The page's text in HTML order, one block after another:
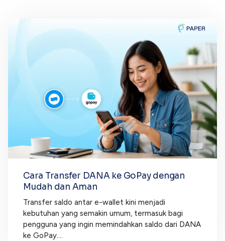
Cara Transfer DANA ke GoPay dengan
Mudah dan Aman
Transfer saldo antar e-wallet kini menjadi
kebutuhan yang semakin umum, termasuk bagi
pengguna yang ingin memindahkan saldo dari DANA
ke GoPay....